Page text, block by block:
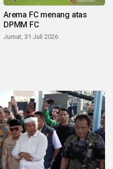
Arema FC menang atas
DPMM FC
Jumat, 31 Juli 2026